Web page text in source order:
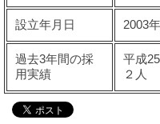
設立年月日 2003
過去3年間の採
用実績
平成
２人